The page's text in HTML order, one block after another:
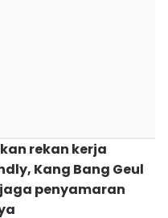
rekan kerja
Kang Bang Geul
penyamaran